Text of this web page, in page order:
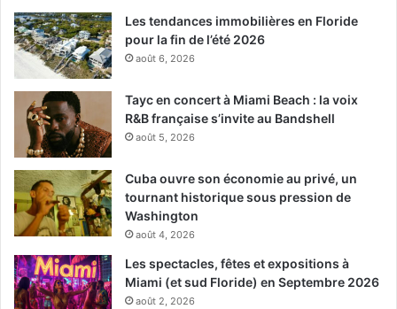
Les tendances immobilières en Floride
pour la fin de l’été 2026
août 6, 2026
Tayc en concert à Miami Beach : la voix
R&B française s’invite au Bandshell
août 5, 2026
Cuba ouvre son économie au privé, un
tournant historique sous pression de
Washington
août 4, 2026
Les spectacles, fêtes et expositions à
Miami (et sud Floride) en Septembre 2026
août 2, 2026